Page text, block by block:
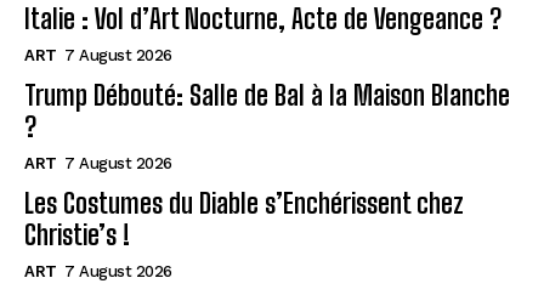
Italie : Vol d’Art Nocturne, Acte de Vengeance ?
ART 7 August 2026
Trump Débouté: Salle de Bal à la Maison Blanche
?
ART 7 August 2026
Les Costumes du Diable s’Enchérissent chez
Christie’s !
ART 7 August 2026